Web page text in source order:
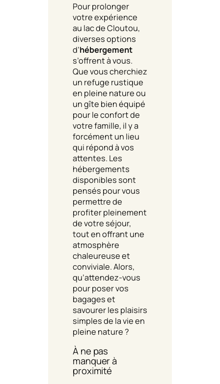
Pour prolonger
votre expérience
au lac de Cloutou,
diverses options
d’hébergement
s’offrent à vous.
Que vous cherchiez
un refuge rustique
en pleine nature ou
un gîte bien équipé
pour le confort de
votre famille, il y a
forcément un lieu
qui répond à vos
attentes. Les
hébergements
disponibles sont
pensés pour vous
permettre de
profiter pleinement
de votre séjour,
tout en offrant une
atmosphère
chaleureuse et
conviviale. Alors,
qu’attendez-vous
pour poser vos
bagages et
savourer les plaisirs
simples de la vie en
pleine nature ?
À ne pas
manquer à
proximité